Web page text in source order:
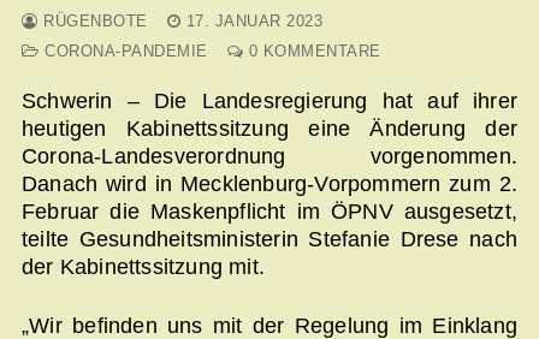
RÜGENBOTE
17. JANUAR 2023
CORONA-PANDEMIE
0 KOMMENTARE
Schwerin – Die Landesregierung hat auf ihrer
heutigen Kabinettssitzung eine Änderung der
Corona-Landesverordnung vorgenommen.
Danach wird in Mecklenburg-Vorpommern zum 2.
Februar die Maskenpflicht im ÖPNV ausgesetzt,
teilte Gesundheitsministerin Stefanie Drese nach
der Kabinettssitzung mit.
„Wir befinden uns mit der Regelung im Einklang